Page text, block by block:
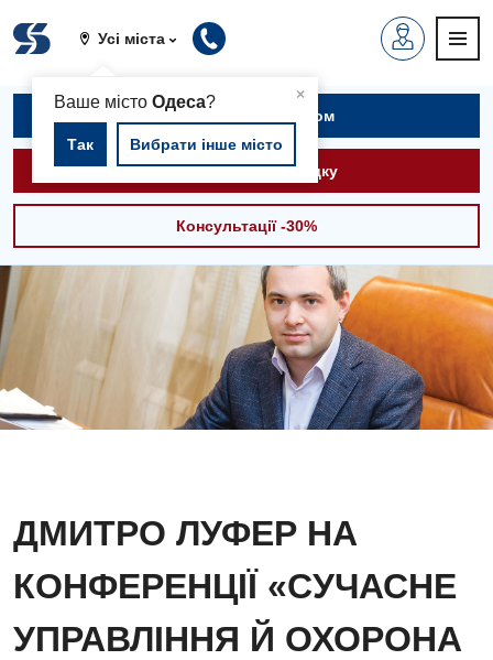
Усі міста
×
Ваше містоОдеса?
Так Вибрати інше місто
Записатися на прийом
Викликати швидку
Консультації -30%
ДМИТРО ЛУФЕР НА
КОНФЕРЕНЦІЇ «СУЧАСНЕ
УПРАВЛІННЯ Й ОХОРОНА